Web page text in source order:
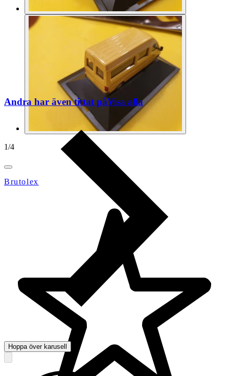
1/4
Brutolex
Andra har även tittat påVisa alla
Hoppa över karusell